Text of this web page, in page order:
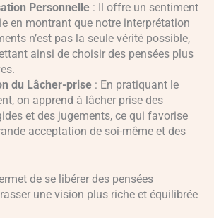
Personnelle : Il offre un sentiment
en montrant que notre interprétation
n’est pas la seule vérité possible,
ainsi de choisir des pensées plus
.
du Lâcher-prise : En pratiquant le
on apprend à lâcher prise des
et des jugements, ce qui favorise
acceptation de soi-même et des
de se libérer des pensées
une vision plus riche et équilibrée